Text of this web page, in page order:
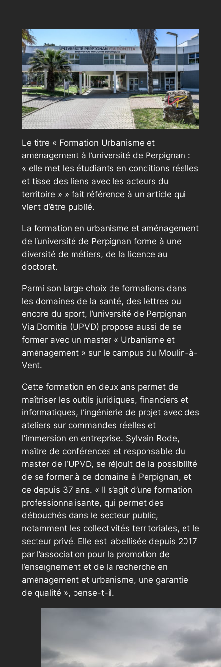
Le titre « Formation Urbanisme et
aménagement à l’université de Perpignan :
« elle met les étudiants en conditions réelles
et tisse des liens avec les acteurs du
territoire » » fait référence à un article qui
vient d’être publié.
La formation en urbanisme et aménagement
de l’université de Perpignan forme à une
diversité de métiers, de la licence au
doctorat.
Parmi son large choix de formations dans
les domaines de la santé, des lettres ou
encore du sport, l’université de Perpignan
Via Domitia (UPVD) propose aussi de se
former avec un master « Urbanisme et
aménagement » sur le campus du Moulin-à-
Vent.
Cette formation en deux ans permet de
maîtriser les outils juridiques, financiers et
informatiques, l’ingénierie de projet avec des
ateliers sur commandes réelles et
l’immersion en entreprise. Sylvain Rode,
maître de conférences et responsable du
master de l’UPVD, se réjouit de la possibilité
de se former à ce domaine à Perpignan, et
ce depuis 37 ans. « Il s’agit d’une formation
professionnalisante, qui permet des
débouchés dans le secteur public,
notamment les collectivités territoriales, et le
secteur privé. Elle est labellisée depuis 2017
par l’association pour la promotion de
l’enseignement et de la recherche en
aménagement et urbanisme, une garantie
de qualité », pense-t-il.